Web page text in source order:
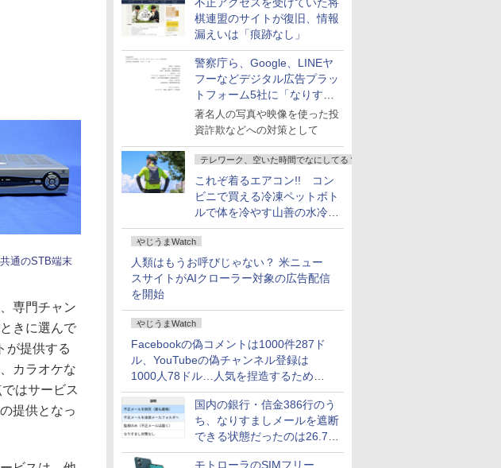
棋連盟のサイトが復旧、情報
漏えいは「痕跡なし」
警察庁ら、Google、LINEヤ
フーなどデジタル広告プラッ
トフォーム5社に「なりすま
し詐欺広告」対策強化を要請
著名人の写真や映像を使った投
資詐欺などへの対策として
テレワーク、空いた時間でなにしてる？
これぞ着るエアコン!! コン
ビニで買える冷凍ペットボト
ルで体を冷やす山善の水冷ベ
ストがロードバイクにちょう
どいい【ぼっち・ざ・ろー
ど！その14】
やじうまWatch
人類はもうお呼びじゃない？ 米ニュー
スサイトがAIクローラー対象の広告配信
を開始
やじうまWatch
Facebookの偽コメントは1000件287ド
ル、YouTubeの偽チャンネル登録は
1000人78ドル…人気を捏造するための
価格リストが公開中
国内の銀行・信金386行のう
ち、なりすましメールを遮断
できる状態だったのは26.7％
にとどまる～GMOブランド
モトローラのSIMフリー
通のSTB端末
専門チャン
きに選んで
が提供する
カラオケな
はサービス
提供となっ